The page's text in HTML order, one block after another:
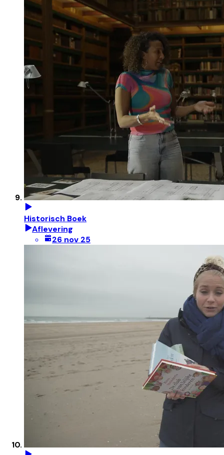
Historisch Boek
Aflevering
26 nov 25